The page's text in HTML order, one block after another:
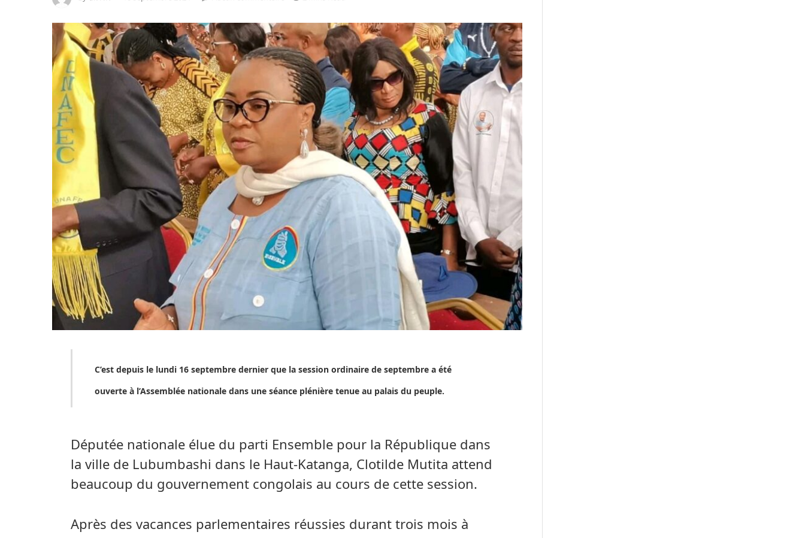
C’est depuis le lundi 16 septembre dernier que la session ordinaire de septembre a été
ouverte à l’Assemblée nationale dans une séance plénière tenue au palais du peuple.
Députée nationale élue du parti Ensemble pour la République dans
la ville de Lubumbashi dans le Haut-Katanga, Clotilde Mutita attend
beaucoup du gouvernement congolais au cours de cette session.
Après des vacances parlementaires réussies durant trois mois à